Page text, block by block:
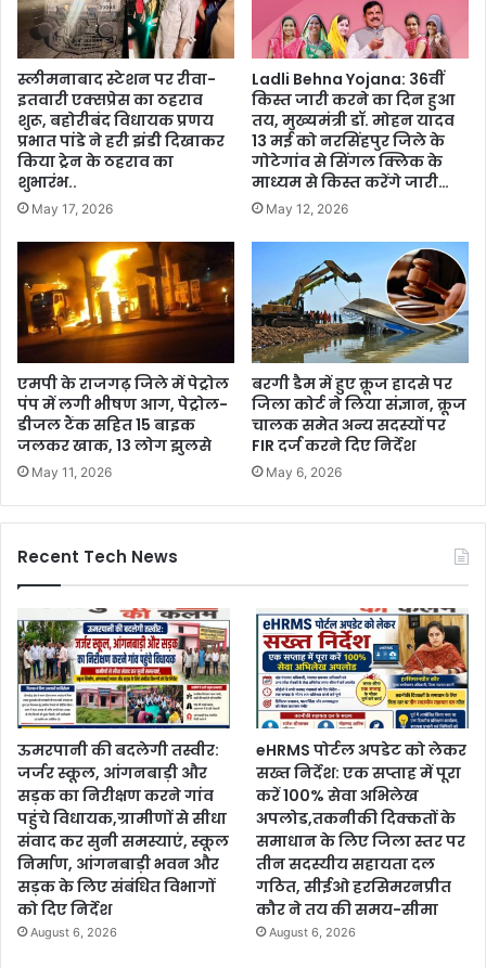
स्लीमनाबाद स्टेशन पर रीवा-
इतवारी एक्सप्रेस का ठहराव
शुरू, बहोरीबंद विधायक प्रणय
प्रभात पांडे ने हरी झंडी दिखाकर
किया ट्रेन के ठहराव का
शुभारंभ..
May 17, 2026
Ladli Behna Yojana: 36वीं
किस्त जारी करने का दिन हुआ
तय, मुख्यमंत्री डॉ. मोहन यादव
13 मई को नरसिंहपुर जिले के
गोटेगांव से सिंगल क्लिक के
माध्यम से किस्त करेंगे जारी…
May 12, 2026
एमपी के राजगढ़ जिले में पेट्रोल
पंप में लगी भीषण आग, पेट्रोल-
डीजल टैंक सहित 15 बाइक
जलकर खाक, 13 लोग झुलसे
May 11, 2026
बरगी डैम में हुए क्रूज हादसे पर
जिला कोर्ट ने लिया संज्ञान, क्रूज
चालक समेत अन्य सदस्यों पर
FIR दर्ज करने दिए निर्देश
May 6, 2026
Recent Tech News
ऊमरपानी की बदलेगी तस्वीर:
जर्जर स्कूल, आंगनबाड़ी और
सड़क का निरीक्षण करने गांव
पहुंचे विधायक,ग्रामीणों से सीधा
संवाद कर सुनी समस्याएं, स्कूल
निर्माण, आंगनबाड़ी भवन और
सड़क के लिए संबंधित विभागों
को दिए निर्देश
August 6, 2026
eHRMS पोर्टल अपडेट को लेकर
सख्त निर्देश: एक सप्ताह में पूरा
करें 100% सेवा अभिलेख
अपलोड,तकनीकी दिक्कतों के
समाधान के लिए जिला स्तर पर
तीन सदस्यीय सहायता दल
गठित, सीईओ हरसिमरनप्रीत
कौर ने तय की समय-सीमा
August 6, 2026